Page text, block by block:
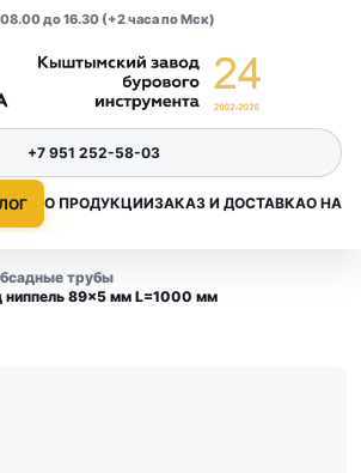
до 16.30 (+2 часа по Мск)
О ПРОДУКЦИИЗАКАЗ И ДОСТАВКАО НАС
+7 951 252-58-03
трубы
ниппель 89×5 мм L=1000 мм